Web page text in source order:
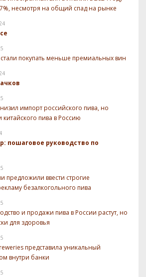
несмотря на общий спад на рынке
покупать меньше премиальных вин
импорт российского пива, но
китайского пива в Россию
пошаговое руководство по
предложили ввести строгие
безалкогольного пива
и продажи пива в России растут, но
для здоровья
представила уникальный
внутри банки